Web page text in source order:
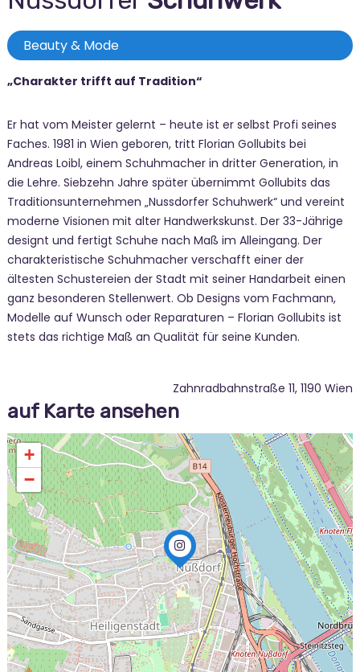
Beauty & Mode
„Charakter trifft auf Tradition“
Er hat vom Meister gelernt – heute ist er selbst Profi seines
Faches. 1981 in Wien geboren, tritt Florian Gollubits bei
Andreas Loibl, einem Schuhmacher in dritter Generation, in
die Lehre. Siebzehn Jahre später übernimmt Gollubits das
Traditionsunternehmen „Nussdorfer Schuhwerk“ und vereint
moderne Visionen mit alter Handwerkskunst. Der 33-Jährige
designt und fertigt Schuhe nach Maß im Alleingang. Der
charakteristische Schuhmacher verschafft einer der
ältesten Schustereien der Stadt mit seiner Handarbeit einen
ganz besonderen Stellenwert. Ob Designs vom Fachmann,
Modelle auf Wunsch oder Reparaturen – Florian Gollubits ist
stets das richtige Maß an Qualität für seine Kunden.
Zahnradbahnstraße 11, 1190 Wien
auf Karte ansehen
+
−